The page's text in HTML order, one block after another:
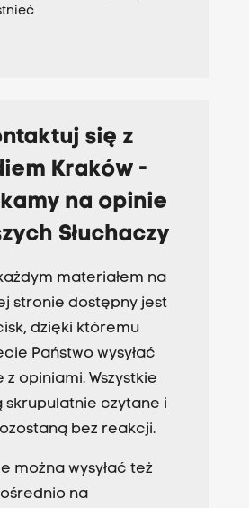
się z
Kraków -
na opinie
Słuchaczy
materiałem na
stronie dostępny jest
dzięki któremu
Państwo wysyłać
z opiniami. Wszystkie
skrupulatnie czytane i
bez reakcji.
można wysyłać też
na